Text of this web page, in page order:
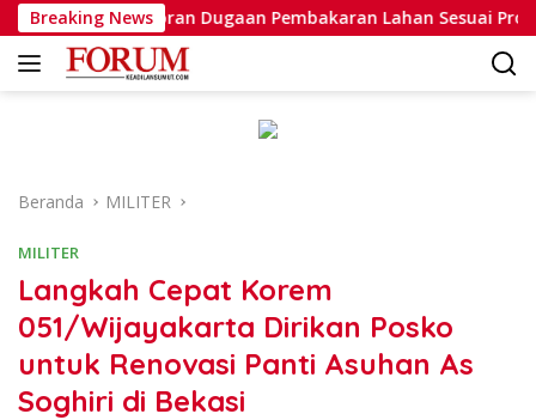
Langsung
ke
konten
Breaking News
Laporan Dugaan Pembakaran Lahan Sesuai Prosedur
Beranda MILITER
MILITER
Langkah Cepat Korem
051/Wijayakarta Dirikan Posko
untuk Renovasi Panti Asuhan As
Soghiri di Bekasi